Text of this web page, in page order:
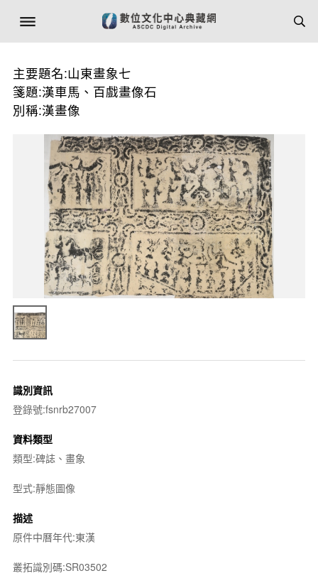
主要題名:山東畫象七
箋題:漢車馬、百戲畫像石
別稱:漢畫像
識別資訊
登錄號:fsnrb27007
資料類型
類型:碑誌、畫象
型式:靜態圖像
描述
原件中曆年代:東漢
叢拓識別碼:SR03502